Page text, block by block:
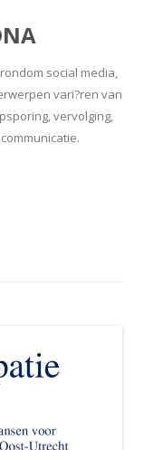
social media,
vari?ren van
vervolging,